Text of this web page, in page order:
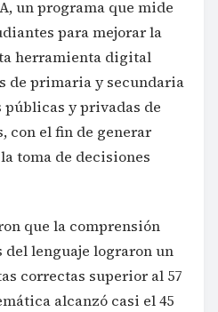
un programa que mide
para mejorar la
herramienta digital
de primaria y secundaria
públicas y privadas de
con el fin de generar
toma de decisiones
que la comprensión
lenguaje lograron un
correctas superior al 57
alcanzó casi el 45